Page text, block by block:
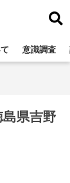
意識調査
県吉野